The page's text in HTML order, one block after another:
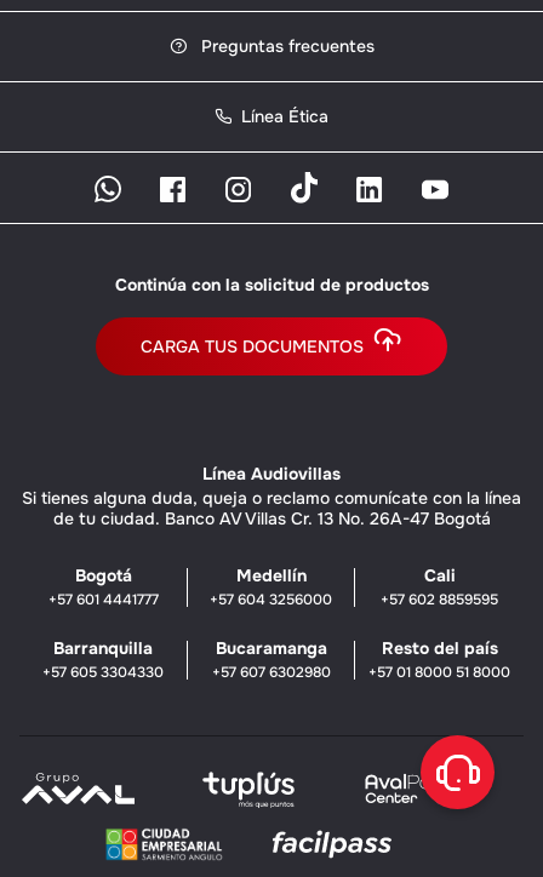
Preguntas frecuentes
Línea Ética
Continúa con la solicitud de productos
CARGA TUS DOCUMENTOS
Línea Audiovillas
Si tienes alguna duda, queja o reclamo comunícate con la línea
de tu ciudad. Banco AV Villas Cr. 13 No. 26A-47 Bogotá
Bogotá
+57 601 4441777
Medellín
+57 604 3256000
Cali
+57 602 8859595
Barranquilla
+57 605 3304330
Bucaramanga
+57 607 6302980
Resto del país
+57 01 8000 51 8000